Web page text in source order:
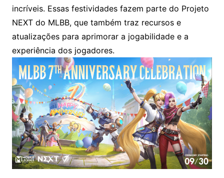
incríveis. Essas festividades fazem parte do Projeto
NEXT do MLBB, que também traz recursos e
atualizações para aprimorar a jogabilidade e a
experiência dos jogadores.